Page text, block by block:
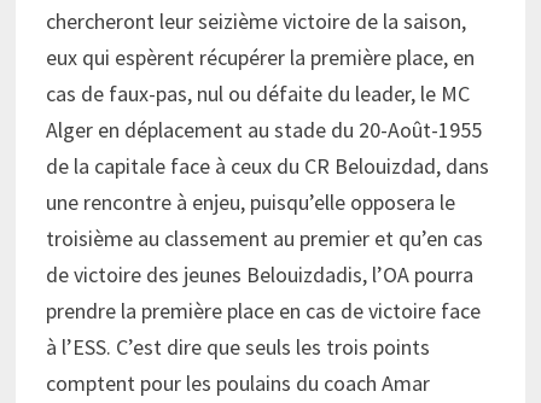
chercheront leur seizième victoire de la saison,
eux qui espèrent récupérer la première place, en
cas de faux-pas, nul ou défaite du leader, le MC
Alger en déplacement au stade du 20-Août-1955
de la capitale face à ceux du CR Belouizdad, dans
une rencontre à enjeu, puisqu’elle opposera le
troisième au classement au premier et qu’en cas
de victoire des jeunes Belouizdadis, l’OA pourra
prendre la première place en cas de victoire face
à l’ESS. C’est dire que seuls les trois points
comptent pour les poulains du coach Amar